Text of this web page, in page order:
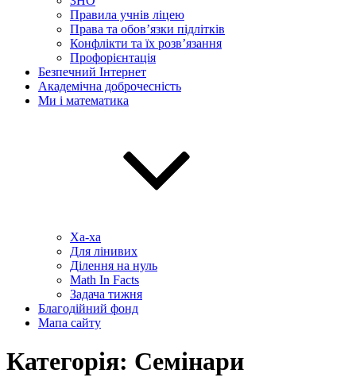
Правила учнів ліцею
Права та обов’язки підлітків
Конфлікти та їх розв’язання
Профорієнтація
Безпечний Інтернет
Академічна доброчесність
Ми і математика
Ха-ха
Для лінивих
Ділення на нуль
Math In Facts
Задача тижня
Благодійний фонд
Мапа сайту
Категорія: Семінари